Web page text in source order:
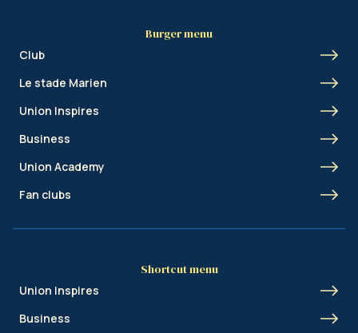
Burger menu
Club
Le stade Marien
Union Inspires
Business
Union Academy
Fan clubs
Shortcut menu
Union Inspires
Business